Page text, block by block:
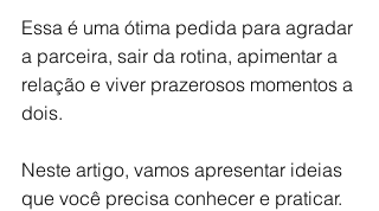
Essa é uma ótima pedida para agradar
a parceira, sair da rotina, apimentar a
relação e viver prazerosos momentos a
dois.
Neste artigo, vamos apresentar ideias
que você precisa conhecer e praticar.